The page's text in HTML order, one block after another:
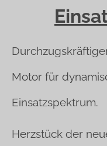
Motor für
Einsatzspektrum.
Herzstück der